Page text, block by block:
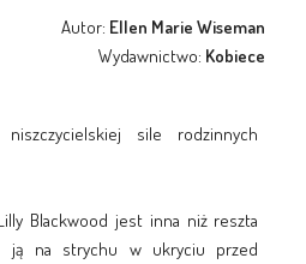
Autor: Ellen Marie Wiseman
Wydawnictwo: Kobiece
sile rodzinnych
Blackwood jest inna niż reszta
ją na strychu w ukryciu przed